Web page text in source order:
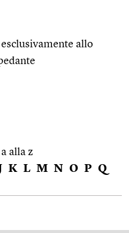
allo
alla z
K L M N O P Q